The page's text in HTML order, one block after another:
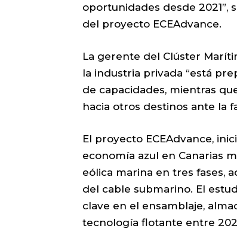
oportunidades desde 2021”,
del proyecto ECEAdvance.
La gerente del Clúster
la industria privada “está
de capacidades, mientras
hacia otros destinos ante la
El proyecto ECEAdvance,
economía azul en Canarias
eólica marina en tres fases,
del cable submarino. El
clave en el ensamblaje,
tecnología flotante entre